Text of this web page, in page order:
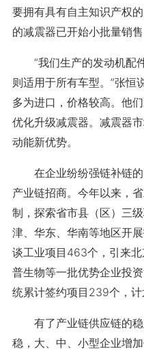
要拥有具有自主知识产权
的减震器已开始小批量销
“我们生产的发动机配
则适用于所有车型。”张恒
多为进口，价格较高。他
优化升级减震器。减震器
动能新优势。
在企业纷纷强链补链的
产业链招商。今年以来，
制，探索省市县（区）三
津、华东、华南等地区开
谈工业项目463个，引来
普生物等一批优势企业投
统累计签约项目239个，计
有了产业链供应链的稳
稳，大、中、小型企业增